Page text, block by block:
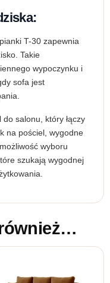
T-30 zapewnia
Takie
wypoczynku i
sofa jest
salonu, który łączy
na pościel, wygodne
wyboru
szukają wygodnej